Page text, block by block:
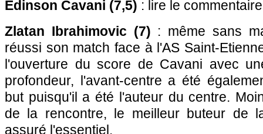
Edinson Cavani (7,5) : lire le
Zlatan Ibrahimovic (7) : même sans
réussi son match face à l'AS Saint-
l'ouverture du score de Cavani avec
profondeur, l'avant-centre a été
but puisqu'il a été l'auteur du centre.
de la rencontre, le meilleur buteur de
assuré l'essentiel.